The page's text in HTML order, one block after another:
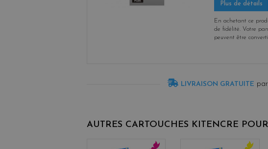
Plus de détails
En achetant ce
de fidélité. Votre
peuvent être
LIVRAISON GRATUITE
AUTRES CARTOUCHES KITENCRE POUR